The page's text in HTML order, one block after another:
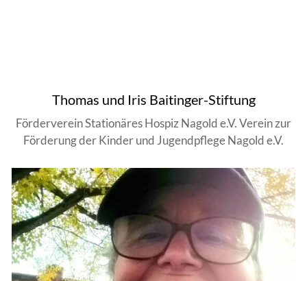
Thomas und Iris Baitinger-Stiftung
Förderverein Stationäres Hospiz Nagold e.V. Verein zur
Förderung der Kinder und Jugendpflege Nagold e.V.